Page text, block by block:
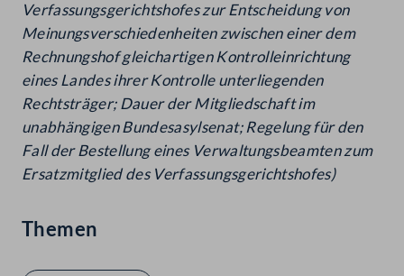
Verfassungsgerichtshofes zur Entscheidung von
Meinungsverschiedenheiten zwischen einer dem
Rechnungshofgleichartigen Kontrolleinrichtung
eines Landes ihrer Kontrolle unterliegenden
Rechtsträger; Dauer derMitgliedschaft im
unabhängigen Bundesasylsenat; Regelung für den
Fall der Bestellung eines Verwaltungsbeamten zum
Ersatzmitglied des Verfassungsgerichtshofes)
Themen